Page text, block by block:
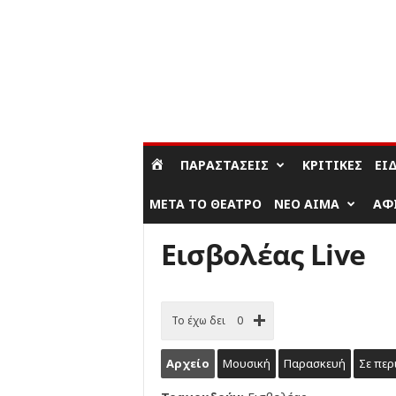
ΠΑΡΑΣΤΆΣΕΙΣ ΚΡΙΤΙΚΈΣ
ΜΕΤΆ ΤΟ ΘΈΑΤΡΟ ΝΈΟ ΑΊΜΑ
Εισβολέας Live
Το έχω δει 0
Αρχείο Μουσική Παρασκευή Σε